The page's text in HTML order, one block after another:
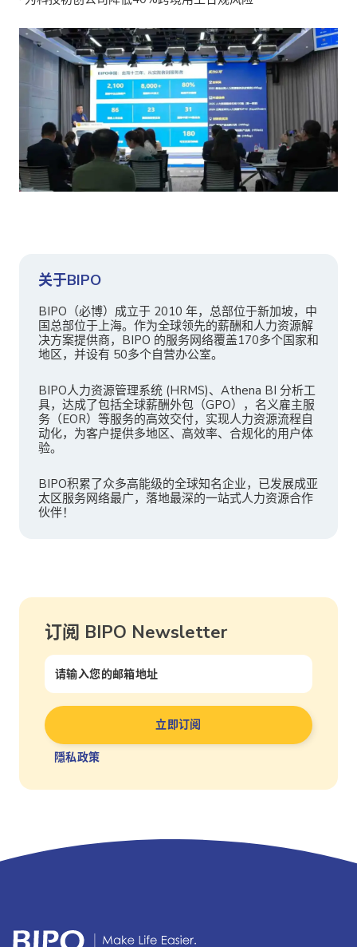
关于BIPO
BIPO（必博）成立于 2010 年，总部位于新加坡，中
国总部位于上海。作为全球领先的薪酬和人力资源解
决方案提供商，BIPO 的服务网络覆盖170多个国家和
地区，并设有 50多个自营办公室。
BIPO人力资源管理系统 (HRMS)、Athena BI 分析工
具，达成了包括全球薪酬外包（GPO），名义雇主服
务（EOR）等服务的高效交付，实现人力资源流程自
动化，为客户提供多地区、高效率、合规化的用户体
验。
BIPO积累了众多高能级的全球知名企业，已发展成亚
太区服务网络最广，落地最深的一站式人力资源合作
伙伴！
订阅 BIPO Newsletter
隱私政策